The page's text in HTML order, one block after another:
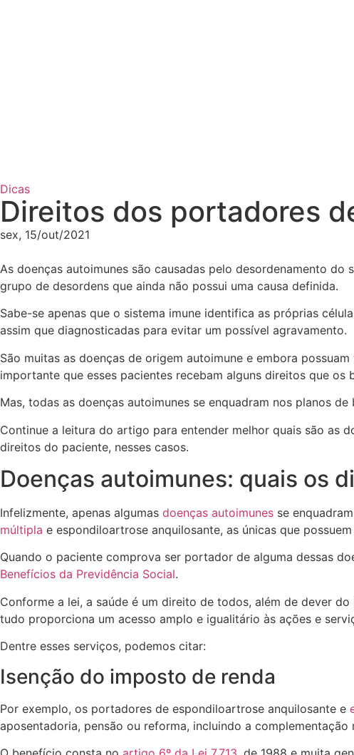
Dicas
Direitos dos portadores
sex, 15/out/2021
As doenças autoimunes são causadas pelo desordenamento
grupo de desordens que ainda não possui uma causa definida.
Sabe-se apenas que o sistema imune identifica as próprias
assim que diagnosticadas para evitar um possível agravamento.
São muitas as doenças de origem autoimune e embora possuam
importante que esses pacientes recebam alguns direitos que
Mas, todas as doenças autoimunes se enquadram nos planos de
Continue a leitura do artigo para entender melhor quais são as
direitos do paciente, nesses casos.
Doenças autoimunes: quais os
Infelizmente, apenas algumas doenças autoimunes se
múltipla e espondiloartrose anquilosante, as únicas que
Quando o paciente comprova ser portador de alguma dessas
Benefícios da Previdência Social.
Conforme a lei, a saúde é um direito de todos, além de dever
tudo proporciona um acesso amplo e igualitário às ações e
Dentre esses serviços, podemos citar:
Isenção do imposto de renda
Por exemplo, os portadores de espondiloartrose anquilosante e
aposentadoria, pensão ou reforma, incluindo a